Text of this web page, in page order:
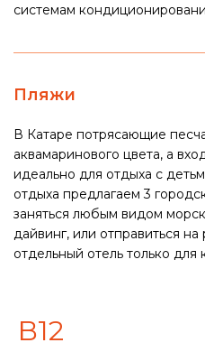
системам
Пляжи
В Катаре потрясающие
аквамаринового цвета, а
идеально для отдыха с
отдыха предлагаем 3
заняться любым видом
дайвинг, или отправиться
отдельный отель только для
B12